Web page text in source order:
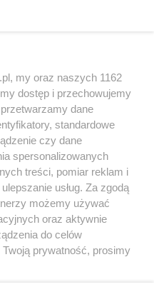
Specjalny koncert z okazji
20. urodzin portalu
wSzczecinie.pl
Regulamin konkursów
śniadaniówka "Hej
Szczecin! Jest piątek!"
my oraz naszych 1162
dostęp i przechowujemy
dane
standardowe
czy dane
spersonalizowanych
treści, pomiar reklam i
usług. Za zgodą
możemy używać
oraz aktywnie
do celów
prywatność, prosimy